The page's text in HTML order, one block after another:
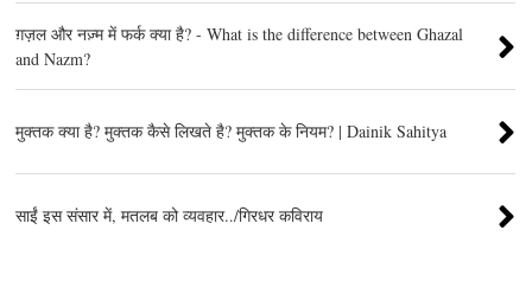
ग़ज़ल और नज़्म में फर्क क्या है? - What is the difference between Ghazal
and Nazm?
मुक्तक क्या है? मुक्तक कैसे लिखते है? मुक्तक के नियम? | Dainik Sahitya
साईं इस संसार में, मतलब को व्यवहार../गिरधर कविराय